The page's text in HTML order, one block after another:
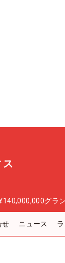
ス
グラ
せ ニュース